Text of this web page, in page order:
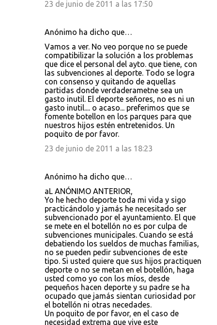
23 de junio de 2011 a las 17:50
Anónimo ha dicho que…
Vamos a ver. No veo porque no se puede
compatibilizar la solución a los problemas
que dice el personal del ayto. que tiene, con
las subvenciones al deporte. Todo se logra
con consenso y quitando de aquellas
partidas donde verdaderametne sea un
gasto inutil. El deporte señores, no es ni un
gasto inutil.... o acaso... preferimos que se
fomente botellon en los parques para que
nuestros hijos estén entretenidos. Un
poquito de por favor.
23 de junio de 2011 a las 18:23
Anónimo ha dicho que…
aL ANÓNIMO ANTERIOR,
Yo he hecho deporte toda mi vida y sigo
practicándolo y jamás he necesitado ser
subvencionado por el ayuntamiento. El que
se mete en el botellón no es por culpa de
subvenciones municipales. Cuando se está
debatiendo los sueldos de muchas familias,
no se pueden pedir subvenciones de este
tipo. Si usted quiere que sus hijos practiquen
deporte o no se metan en el botellón, haga
usted como yo con los míos, desde
pequeños hacen deporte y su padre se ha
ocupado que jamás sientan curiosidad por
el botellón ni otras necedades.
Un poquito de por favor, en el caso de
necesidad extrema que vive este